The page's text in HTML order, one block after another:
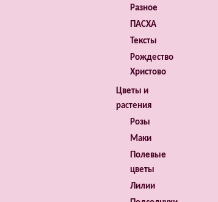
Разное
ПАСХА
Тексты
Рождество
Христово
Цветы и
растения
Розы
Маки
Полевые
цветы
Лилии